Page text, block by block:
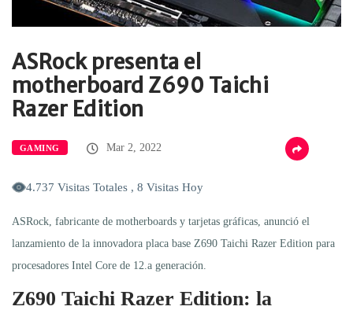
ASRock presenta el
motherboard Z690 Taichi
Razer Edition
GAMING Mar 2, 2022
4.737 Visitas Totales , 8 Visitas Hoy
ASRock, fabricante de motherboards y tarjetas gráficas, anunció el
lanzamiento de la innovadora placa base Z690 Taichi Razer Edition para
procesadores Intel Core de 12.a generación.
Z690 Taichi Razer Edition: la